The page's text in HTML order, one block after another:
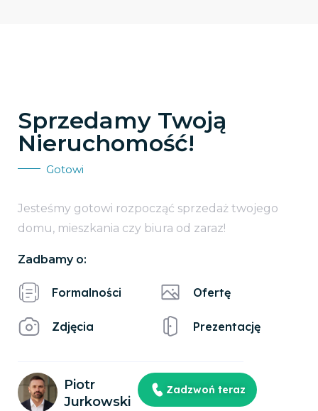
Sprzedamy Twoją
Nieruchomość!
Gotowi
Jesteśmy gotowi rozpocząć sprzedaż twojego
domu, mieszkania czy biura od zaraz!
Zadbamy o:
Formalności
Zdjęcia
Ofertę
Prezentację
Piotr
Jurkowski
Zadzwoń teraz